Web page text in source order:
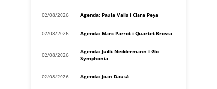
02/08/2026 Agenda: Paula Valls i Clara Peya
02/08/2026 Agenda: Marc Parrot i Quartet Brossa
02/08/2026
Agenda: Judit Neddermann i Gio
Symphonia
02/08/2026 Agenda: Joan Dausà